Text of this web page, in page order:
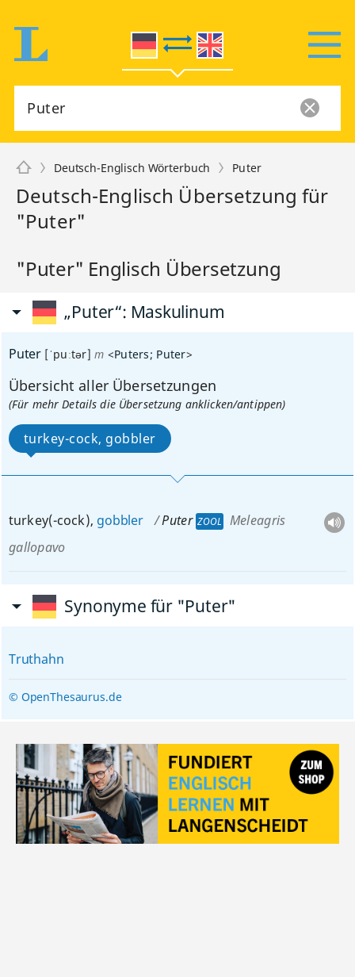
Deutsch-Englisch Wörterbuch Puter
Deutsch-Englisch Übersetzung für
"Puter"
"Puter" Englisch Übersetzung
„Puter“: Maskulinum
Puter [ˈpuːtər] m <Puters; Puter>
Übersicht aller Übersetzungen
(Für mehr Details die Übersetzung anklicken/antippen)
turkey-cock, gobbler
turkey(-cock), gobbler Puter ZOOL
Meleagris
gallopavo
Synonyme für "Puter"
Truthahn
© OpenThesaurus.de